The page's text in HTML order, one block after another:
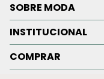
SOBRE MODA
INSTITUCIONAL
COMPRAR